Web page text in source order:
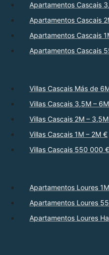
Apartamentos Cascais
Apartamentos Cascais
Apartamentos Cascais
Apartamentos Cascais
Villas Cascais Más de
Villas Cascais 3,5M –
Villas Cascais 2M –
Villas Cascais 1M – 2M €
Villas Cascais 550 000
Apartamentos Loures
Apartamentos Loures
Apartamentos Loures